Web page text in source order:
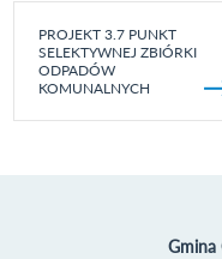
PROJEKT 3.7 PUNKT
SELEKTYWNEJ ZBIÓRKI
ODPADÓW
KOMUNALNYCH
Gmina